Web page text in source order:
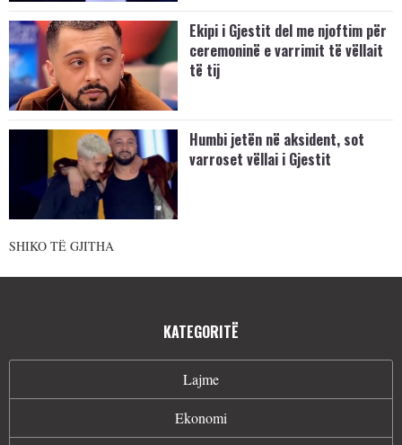
Ekipi i Gjestit del me njoftim për
ceremoninë e varrimit të vëllait
të tij
Humbi jetën në aksident, sot
varroset vëllai i Gjestit
SHIKO TË GJITHA
KATEGORITË
Lajme
Ekonomi